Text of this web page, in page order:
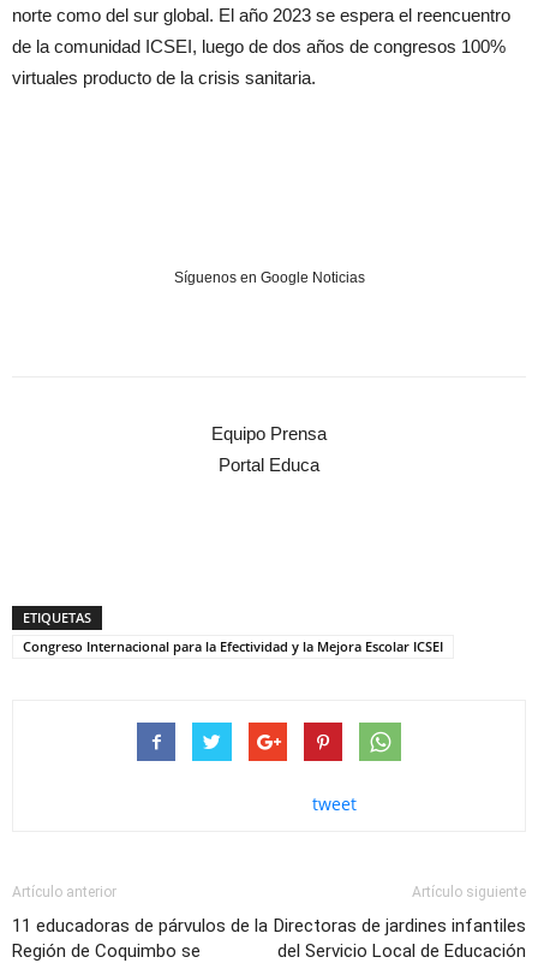
norte como del sur global. El año 2023 se espera el reencuentro
de la comunidad ICSEI, luego de dos años de congresos 100%
virtuales producto de la crisis sanitaria.
Síguenos en Google Noticias
Equipo Prensa
Portal Educa
ETIQUETAS
Congreso Internacional para la Efectividad y la Mejora Escolar ICSEI
tweet
Artículo anterior
11 educadoras de párvulos de la
Región de Coquimbo se
Artículo siguiente
Directoras de jardines infantiles
del Servicio Local de Educación